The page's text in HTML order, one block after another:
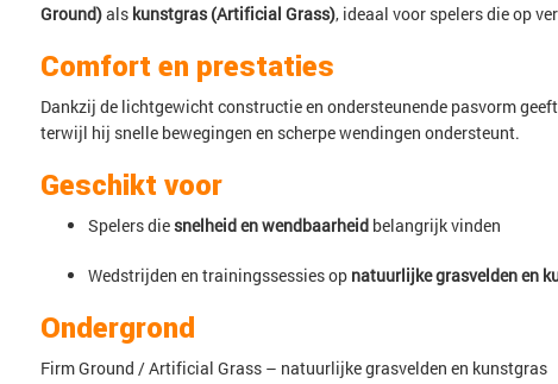
Ground)als kunstgras (Artificial Grass), ideaal voor spelers die op
Comfort en prestaties
Dankzij de lichtgewicht constructie en ondersteunende pasvorm geeft
terwijl hij snelle bewegingen en scherpe wendingen ondersteunt.
Geschikt voor
Spelers diesnelheid en wendbaarheid belangrijk vinden
Wedstrijden en trainingssessies op natuurlijke grasvelden en
Ondergrond
Firm Ground / Artificial Grass – natuurlijke grasvelden en kunstgras